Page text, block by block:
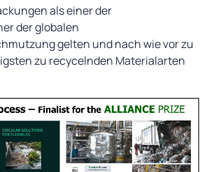
als einer der
der globalen
gelten und nach wie vor zu
zu recycelnden Materialarten